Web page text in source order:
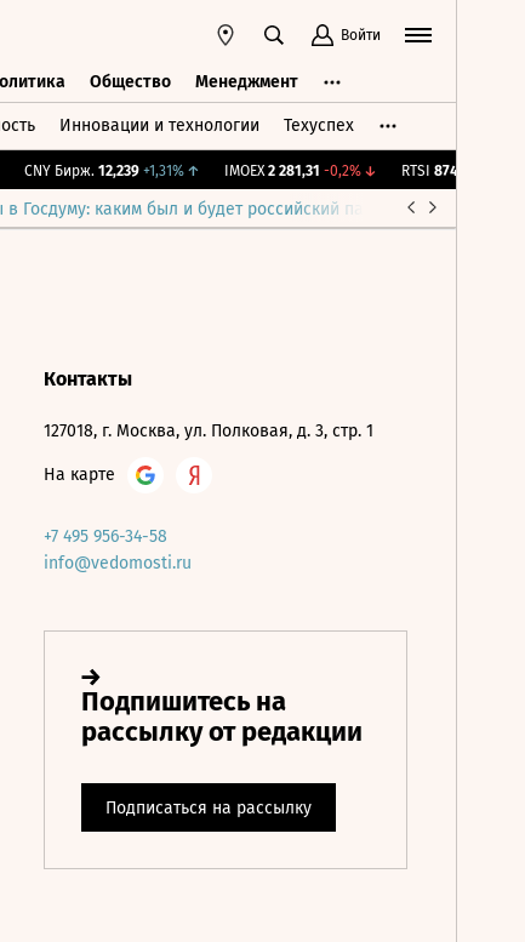
Войти
Общество Менеджмент
Инновации и технологии Техуспех
CNY Бирж. 12,239 +1,31%↑ IMOEX 2 281,31 -0,2%↓ RTSI 874,64
Госдуму: каким был и будет российский парламент
Контакты
127018, г. Москва, ул. Полковая, д. 3, стр. 1
На карте
+7 495 956-34-58
info@vedomosti.ru